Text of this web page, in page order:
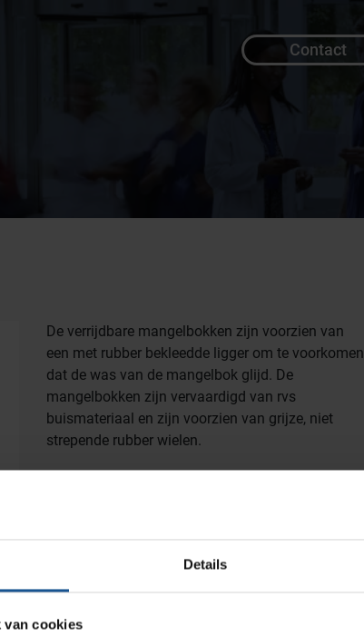
Details
van cookies
Contact
De verrijdbare mangelbokken zijn voorzien van
een met rubber bekleedde ligger om te voorkomen
dat de was van de mangelbok glijd. De
mangelbokken zijn vervaardigd van rvs
buismateriaal en zijn voorzien van grijze, niet
strepende rubber wielen.
Hoogwaardig rvs
4 zwenkwielen Ø 75mm waarvan 2 met rem
Productlijnen
Medische afvalverpakkingen
Opslagmogelijkheden
Medische (verzorgings)wagens